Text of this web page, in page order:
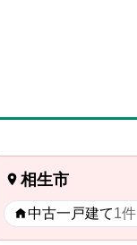
相生市
中古一戸建て1件